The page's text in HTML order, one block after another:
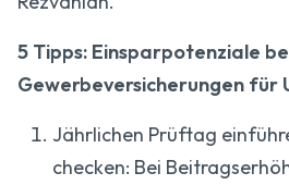
5 Tipps: Einsparpotenziale
Gewerbeversicherungen für
Jährlichen Prüftag
checken: Bei